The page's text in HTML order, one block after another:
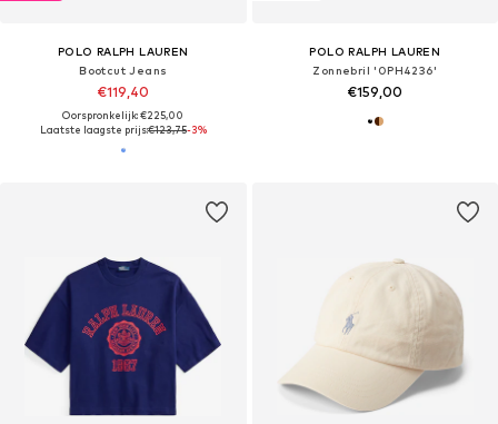
POLO RALPH LAUREN
Bootcut Jeans
€119,40
Oorspronkelijk: €225,00
Laatste laagste prijs:€123,75-3%
POLO RALPH LAUREN
Zonnebril '0PH4236'
€159,00